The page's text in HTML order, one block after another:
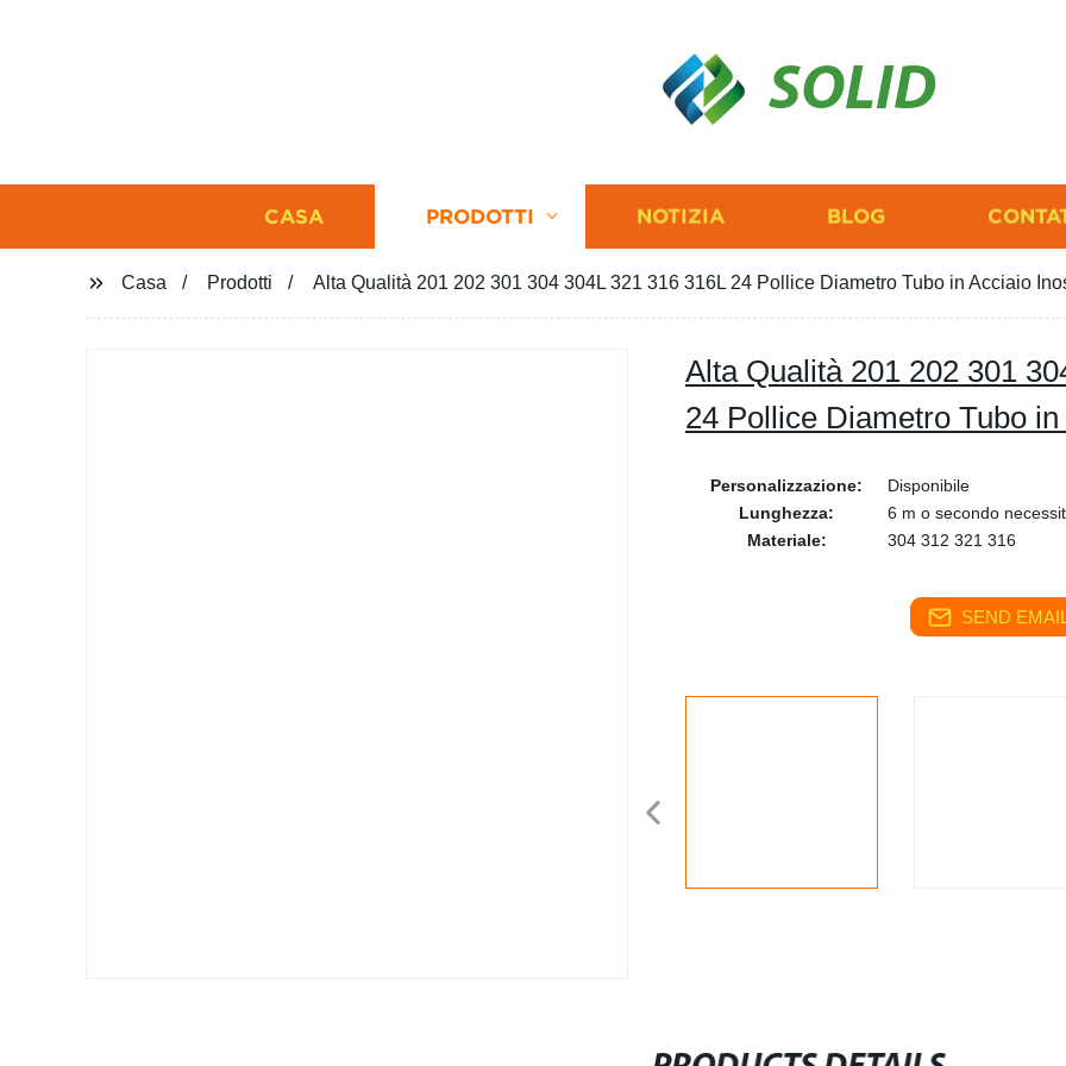
SOLID
CASA PRODOTTI NOTIZIA BLOG
Casa Prodotti Alta Qualità 201 202 301 304 304L 321 316 316L 24 Pollice Diametro Tubo in Acciaio
Alta Qualità 201 202 301
24 Pollice Diametro Tubo
Personalizzazione:
Disponibile
Lunghezza:
6 m o secondo
Materiale:
304 312 321 316
SEND